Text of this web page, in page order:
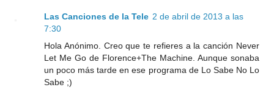
Las Canciones de la Tele 2 de abril de 2013 a las
7:30
Hola Anónimo. Creo que te refieres a la canción Never
Let Me Go de Florence+The Machine. Aunque sonaba
un poco más tarde en ese programa de Lo Sabe No Lo
Sabe ;)